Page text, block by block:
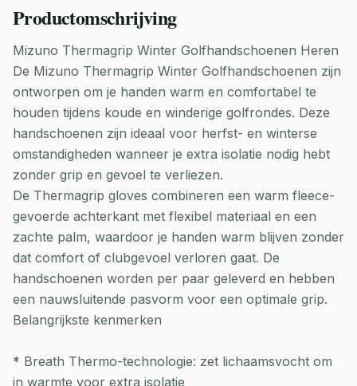
Productomschrijving
Mizuno Thermagrip Winter Golfhandschoenen Heren
De Mizuno Thermagrip Winter Golfhandschoenen zijn
ontworpen om je handen warm en comfortabel te
houden tijdens koude en winderige golfrondes. Deze
handschoenen zijn ideaal voor herfst- en winterse
omstandigheden wanneer je extra isolatie nodig hebt
zonder grip en gevoel te verliezen.
De Thermagrip gloves combineren een warm fleece-
gevoerde achterkant met flexibel materiaal en een
zachte palm, waardoor je handen warm blijven zonder
dat comfort of clubgevoel verloren gaat. De
handschoenen worden per paar geleverd en hebben
een nauwsluitende pasvorm voor een optimale grip.
Belangrijkste kenmerken
* Breath Thermo-technologie: zet lichaamsvocht om
in warmte voor extra isolatie